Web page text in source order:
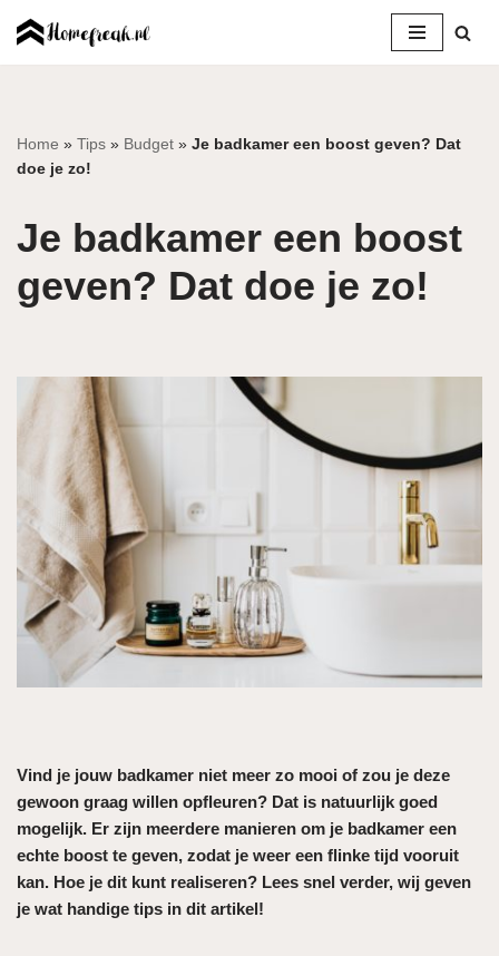
inhoud
Home » Tips » Budget » Je badkamer een boost geven? Dat
doe je zo!
Je badkamer een boost
geven? Dat doe je zo!
Vind je jouw badkamer niet meer zo mooi of zou je deze
gewoon graag willen opfleuren? Dat is natuurlijk goed
mogelijk. Er zijn meerdere manieren om je badkamer een
echte boost te geven, zodat je weer een flinke tijd vooruit
kan. Hoe je dit kunt realiseren? Lees snel verder, wij geven
je wat handige tips in dit artikel!